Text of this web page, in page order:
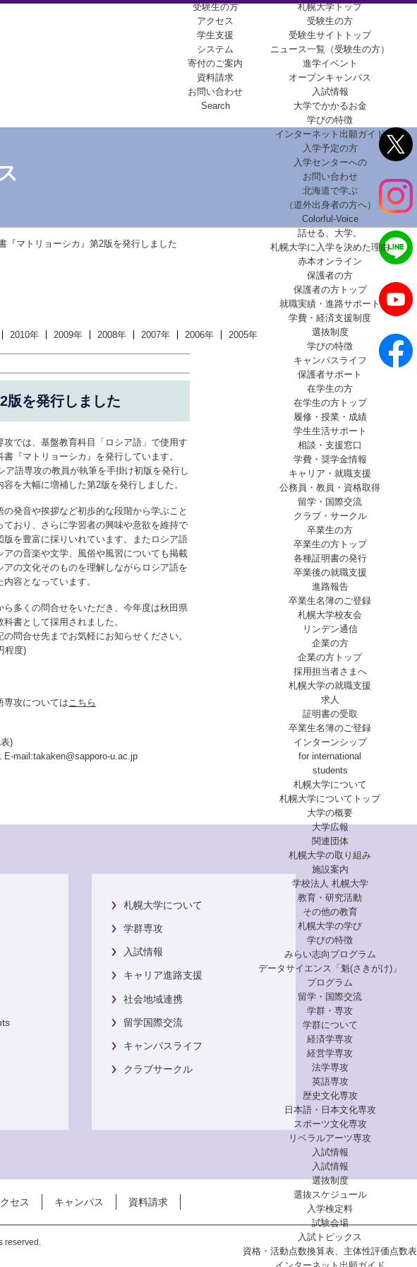
受験生の方
アクセス
学生支援
システム
寄付のご案内
資料請求
お問い合わせ
Search
札幌大学トップ
受験生の方
受験生サイトトップ
ニュース一覧（受験生の方）
進学イベント
オープンキャンパス
入試情報
大学でかかるお金
学びの特徴
インターネット出願ガイド
入学予定の方
入学センターへの
お問い合わせ
北海道で学ぶ
（道外出身者の方へ）
Colorful-Voice
話せる、大学。
札幌大学に入学を決めた理由
赤本オンライン
保護者の方
保護者の方トップ
就職実績・進路サポート
学費・経済支援制度
選抜制度
学びの特徴
キャンパスライフ
保護者サポート
在学生の方
在学生の方トップ
履修・授業・成績
学生生活サポート
相談・支援窓口
学費・奨学金情報
キャリア・就職支援
公務員・教員・資格取得
留学・国際交流
クラブ・サークル
卒業生の方
卒業生の方トップ
各種証明書の発行
卒業後の就職支援
進路報告
卒業生名簿のご登録
札幌大学校友会
リンデン通信
企業の方
企業の方トップ
採用担当者さまへ
札幌大学の就職支援
求人
証明書の受取
卒業生名簿のご登録
インターンシップ
for international
students
札幌大学について
札幌大学についてトップ
大学の概要
大学広報
関連団体
札幌大学の取り組み
施設案内
学校法人 札幌大学
教育・研究活動
その他の教育
札幌大学の学び
学びの特徴
みらい志向プログラム
データサイエンス「魁(さきがけ)」
プログラム
留学・国際交流
学群・専攻
学群について
経済学専攻
経営学専攻
法学専攻
英語専攻
歴史文化専攻
日本語・日本文化専攻
スポーツ文化専攻
リベラルアーツ専攻
入試情報
入試情報
選抜制度
選抜スケジュール
入学検定料
試験会場
入試トピックス
資格・活動点数換算表、主体性評価点数表
『マトリョーシカ』第2版を発行しました
2010年 2009年 2008年 2007年 2006年 2005年
版を発行しました
攻では、基盤教育科目「ロシア語」で使用す
『マトリョーシカ』を発行しています。
ア語専攻の教員が執筆を手掛け初版を発行し
を大幅に増補した第2版を発行しました。
の発音や挨拶など初歩的な段階から学ぶこと
ており、さらに学習者の興味や意欲を維持で
版を豊富に採りいれています。またロシア語
アの音楽や文学、風俗や風習についても掲載
アの文化そのものを理解しながらロシア語を
容となっています。
ら多くの問合せをいただき、今年度は秋田県
書として採用されました。
問合せ先までお気軽にお知らせください。
程度)
攻については こちら
)
E-mail:takaken@sapporo-u.ac.jp
札幌大学について
学群専攻
入試情報
キャリア進路支援
社会地域連携
留学国際交流
キャンパスライフ
クラブサークル
セス キャンパス 資料請求
reserved.